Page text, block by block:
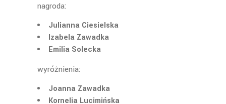
nagroda:
Julianna Ciesielska
Izabela Zawadka
Emilia Solecka
wyróżnienia:
Joanna Zawadka
Kornelia Lucimińska